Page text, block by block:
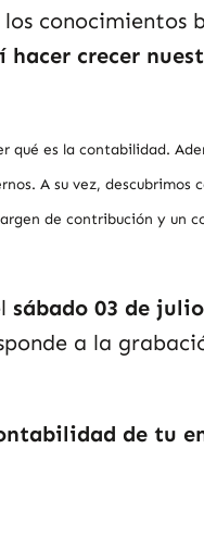
conocimientos
hacer crecer
qué es la contabilidad.
A su vez, descubrimos
de contribución y un
sábado 03 de
a la
de tu